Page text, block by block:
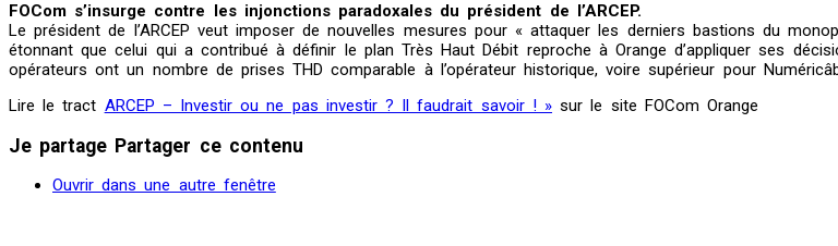
FOCom s’insurge contre les injonctions paradoxales du président de l’ARCEP.
Le président de l’ARCEP veut imposer de nouvelles mesures pour « attaquer les derniers bastions du
étonnant que celui qui a contribué à définir le plan Très Haut Débit reproche à Orange d’appliquer ses
opérateurs ont un nombre de prises THD comparable à l’opérateur historique, voire supérieur pour
Lire le tract ARCEP – Investir ou ne pas investir ? Il faudrait savoir ! » sur le site FOCom Orange
Je partage Partager ce contenu
Ouvrir dans une autre fenêtre